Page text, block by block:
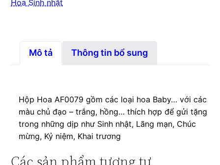
Hoa Sinh nhật
Mô tả Thông tin bổ sung
Hộp Hoa AF0079 gồm các loại hoa Baby… với các
màu chủ đạo – trắng, hồng… thích hợp để gửi tặng
trong những dịp như Sinh nhật, Lãng mạn, Chúc
mừng, Kỷ niệm, Khai trương